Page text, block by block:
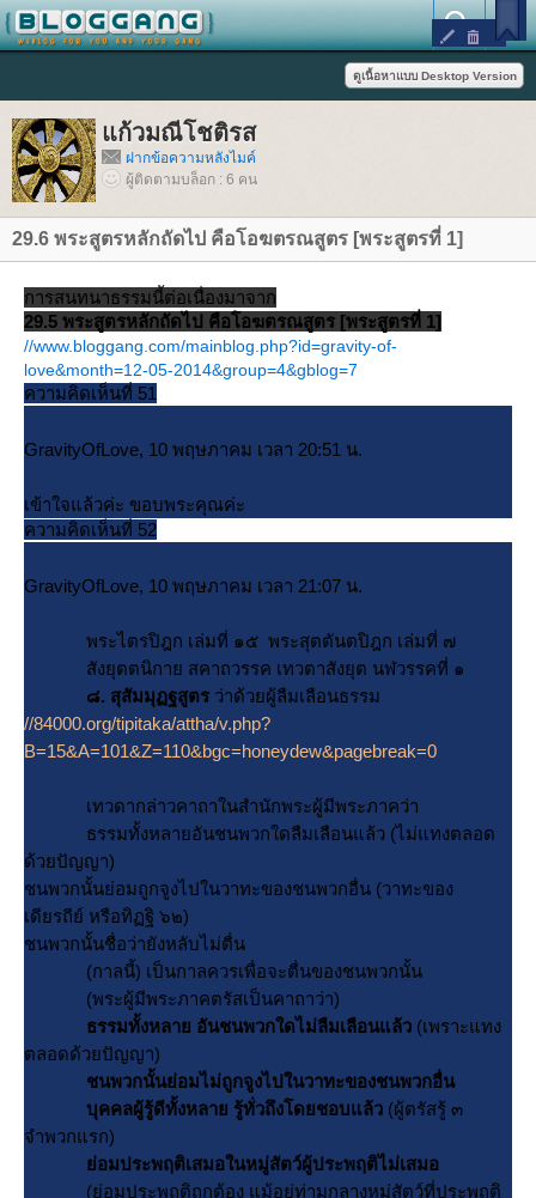
ก้วมณีโชติรส
ฝากข้อความหลังไมค์
ผู้ติดตามบล็อก : 6 คน
29.6 พระสูตรหลักถัดไป คือโอฆตรณสูตร [พระสูตรที่ 1]
การสนทนาธรรมนี้ต่อเนื่องมาจาก
29.5 พระสูตรหลักถัดไป คือโอฆตรณสูตร [พระสูตรที่ 1]
//www.bloggang.com/mainblog.php?id=gravity-of-
love&month=12-05-2014&group=4&gblog=7
ความคิดเห็นที่ 51
GravityOfLove, 10 พฤษภาคม เวลา 20:51 น.
เข้าใจแล้วค่ะ ขอบพระคุณค่ะ
ความคิดเห็นที่ 52
GravityOfLove, 10 พฤษภาคม เวลา 21:07 น.
พระไตรปิฎก เล่มที่ ๑๕ พระสุตตันตปิฎก เล่มที่ ๗
สังยุตตนิกาย สคาถวรรค เทวตาสังยุต นฬวรรคที่ ๑
๘. สุสัมมุฏฐสูตร ว่าด้วยผู้ลืมเลือนธรรม
//84000.org/tipitaka/attha/v.php?
B=15&A=101&Z=110&bgc=honeydew&pagebreak=0
เทวดากล่าวคาถาในสำนักพระผู้มีพระภาคว่า
ธรรมทั้งหลายอันชนพวกใดลืมเลือนแล้ว (ไม่แทงตลอด
ด้วยปัญญา)
ชนพวกนั้นย่อมถูกจูงไปในวาทะของชนพวกอื่น (วาทะของ
เดียรถีย์ หรือทิฏฐิ ๖๒)
ชนพวกนั้นชื่อว่ายังหลับไม่ตื่น
(กาลนี้) เป็นกาลควรเพื่อจะตื่นของชนพวกนั้น
(พระผู้มีพระภาคตรัสเป็นคาถาว่า)
ธรรมทั้งหลาย อันชนพวกใดไม่ลืมเลือนแล้ว (เพราะแทง
ตลอดด้วยปัญญา)
ชนพวกนั้นย่อมไม่ถูกจูงไปในวาทะของชนพวกอื่น
บุคคลผู้รู้ดีทั้งหลาย รู้ทั่วถึงโดยชอบแล้ว (ผู้ตรัสรู้ ๓
จำพวกแรก)
่อมประพฤติเสมอในหมู่สัตว์ผู้ประพฤติไม่เสมอ
(ย่อมประพฤติถูกต้อง แม้อยู่ท่ามกลางหมู่สัตว์ที่ประพฤติ